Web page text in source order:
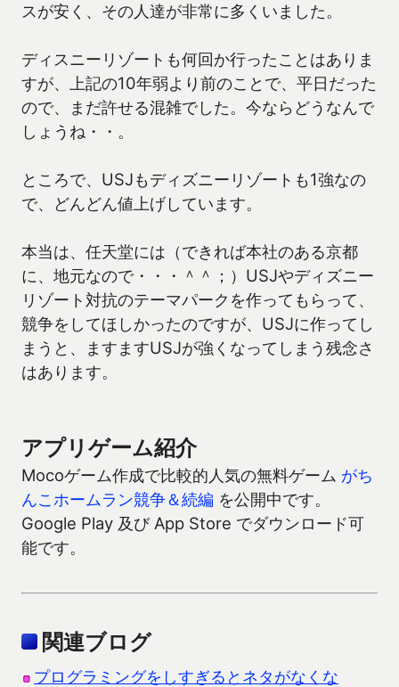
スが安く、その人達が非常に多くいました。
ディスニーリゾートも何回か行ったことはありま
すが、上記の10年弱より前のことで、平日だった
ので、まだ許せる混雑でした。今ならどうなんで
しょうね・・。
ところで、USJもディズニーリゾートも1強なの
で、どんどん値上げしています。
本当は、任天堂には（できれば本社のある京都
に、地元なので・・・＾＾；）USJやディズニー
リゾート対抗のテーマパークを作ってもらって、
競争をしてほしかったのですが、USJに作ってし
まうと、ますますUSJが強くなってしまう残念さ
はあります。
アプリゲーム紹介
Mocoゲーム作成で比較的人気の無料ゲーム がち
んこホームラン競争＆続編 を公開中です。
Google Play 及び App Store でダウンロード可
能です。
関連ブログ
プログラミングをしすぎるとネタがなくな